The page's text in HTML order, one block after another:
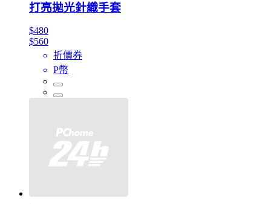
打亮拋光針織手套
$480
$560
折價券
P幣